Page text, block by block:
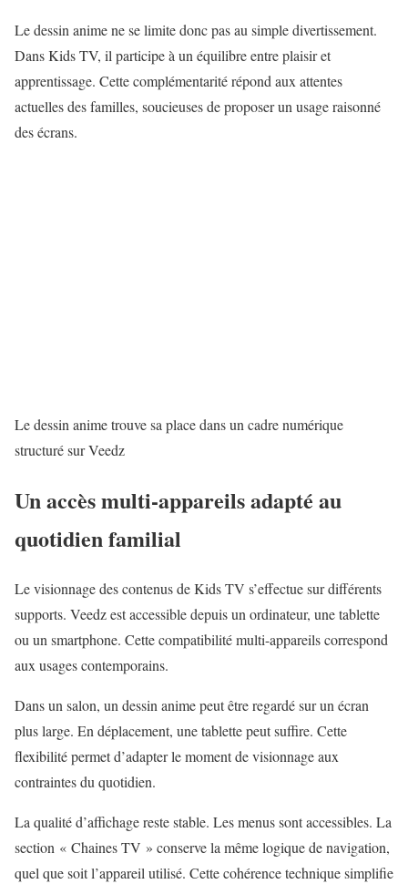
Le dessin anime ne se limite donc pas au simple divertissement.
Dans Kids TV, il participe à un équilibre entre plaisir et
apprentissage. Cette complémentarité répond aux attentes
actuelles des familles, soucieuses de proposer un usage raisonné
des écrans.
Le dessin anime trouve sa place dans un cadre numérique
structuré sur Veedz
Un accès multi-appareils adapté au
quotidien familial
Le visionnage descontenus de Kids TV s’effectue sur différents
supports. Veedz est accessible depuis un ordinateur, une tablette
ou un smartphone. Cette compatibilité multi-appareils correspond
aux usages contemporains.
Dans un salon, un dessin anime peut être regardé sur un écran
plus large. En déplacement, une tablette peut suffire. Cette
flexibilité permet d’adapter le moment de visionnage aux
contraintes du quotidien.
La qualité d’affichage reste stable. Les menus sont accessibles. La
section « Chaines TV » conserve la même logique de navigation,
quel que soit l’appareil utilisé. Cette cohérence technique simplifie